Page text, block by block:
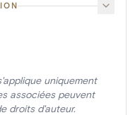
uniquement
associées peuvent
droits d'auteur.